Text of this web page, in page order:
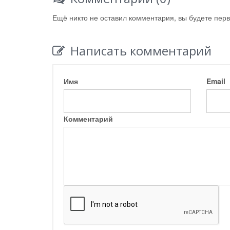
Ещё никто не оставил комментария, вы будете
Написать комментарий
Имя Email
Комментарий